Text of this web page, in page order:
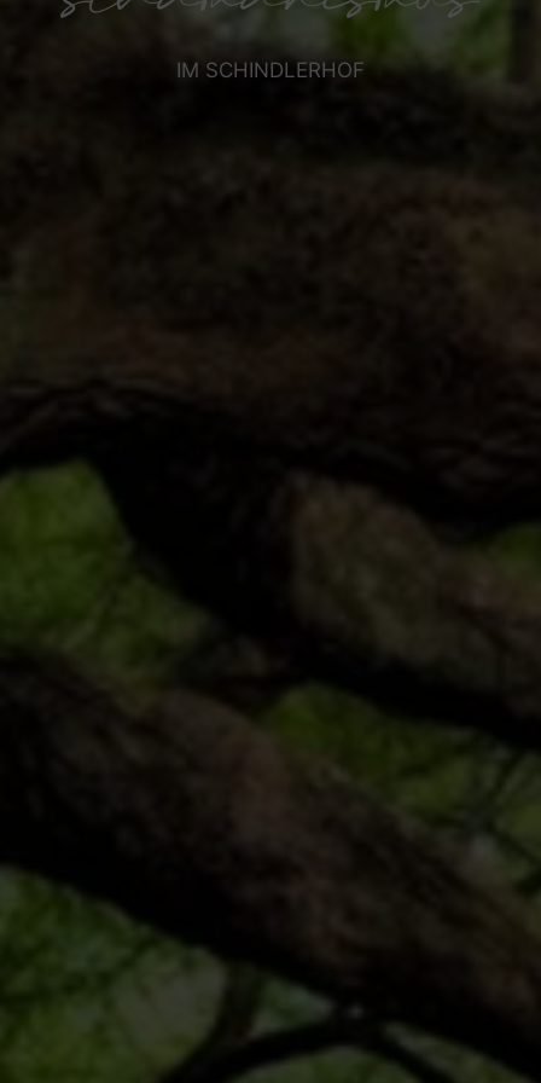
IM SCHINDLERHOF